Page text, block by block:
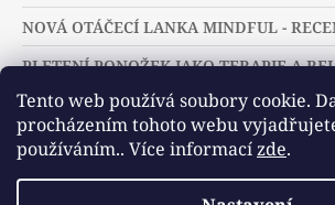
Tento web používá soubory cookie.
procházením tohoto webu
používáním.. Více informacízde.
NOVÁ OTÁČECÍ LANKA MINDFUL -
PLETENÍ PONOŽEK JAKO TERAPIE A
Slovníček pojmů Často